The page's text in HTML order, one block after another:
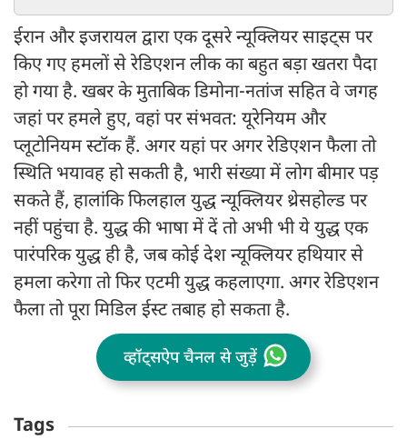
ईरान और इजरायल द्वारा एक दूसरे न्यूक्लियर साइट्स पर
किए गए हमलों से रेडिएशन लीक का बहुत बड़ा खतरा पैदा
हो गया है. खबर के मुताबिक डिमोना-नतांज सहित वे जगह
जहां पर हमले हुए, वहां पर संभवत: यूरेनियम और
प्लूटोनियम स्टॉक हैं. अगर यहां पर अगर रेडिएशन फैला तो
स्थिति भयावह हो सकती है, भारी संख्या में लोग बीमार पड़
सकते हैं, हालांकि फिलहाल युद्ध न्यूक्लियर थ्रेसहोल्ड पर
नहीं पहुंचा है. युद्ध की भाषा में दें तो अभी भी ये युद्ध एक
पारंपरिक युद्ध ही है, जब कोई देश न्यूक्लियर हथियार से
हमला करेगा तो फिर एटमी युद्ध कहलाएगा. अगर रेडिएशन
फैला तो पूरा मिडिल ईस्ट तबाह हो सकता है.
व्हॉट्सऐप चैनल से जुड़ें
Tags